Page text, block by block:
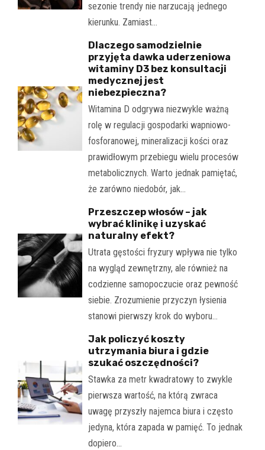
sezonie trendy nie narzucają jednego
kierunku. Zamiast…
Dlaczego samodzielnie
przyjęta dawka uderzeniowa
witaminy D3 bez konsultacji
medycznej jest
niebezpieczna?
Witamina D odgrywa niezwykle ważną
rolę w regulacji gospodarki wapniowo-
fosforanowej, mineralizacji kości oraz
prawidłowym przebiegu wielu procesów
metabolicznych. Warto jednak pamiętać,
że zarówno niedobór, jak…
Przeszczep włosów – jak
wybrać klinikę i uzyskać
naturalny efekt?
Utrata gęstości fryzury wpływa nie tylko
na wygląd zewnętrzny, ale również na
codzienne samopoczucie oraz pewność
siebie. Zrozumienie przyczyn łysienia
stanowi pierwszy krok do wyboru…
Jak policzyć koszty
utrzymania biura i gdzie
szukać oszczędności?
Stawka za metr kwadratowy to zwykle
pierwsza wartość, na którą zwraca
uwagę przyszły najemca biura i często
jedyna, która zapada w pamięć. To jednak
dopiero…